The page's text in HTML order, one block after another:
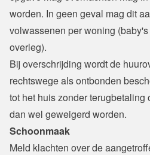
worden. In geen geval mag dit
volwassenen per woning
overleg).
Bij overschrijding wordt de
rechtswege als ontbonden
tot het huis zonder terugbetaling
dan wel geweigerd worden.
Schoonmaak
Meld klachten over de